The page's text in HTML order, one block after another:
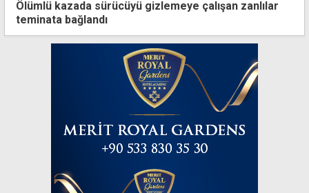
Ölümlü kazada sürücüyü gizlemeye çalışan zanlılar
teminata bağlandı